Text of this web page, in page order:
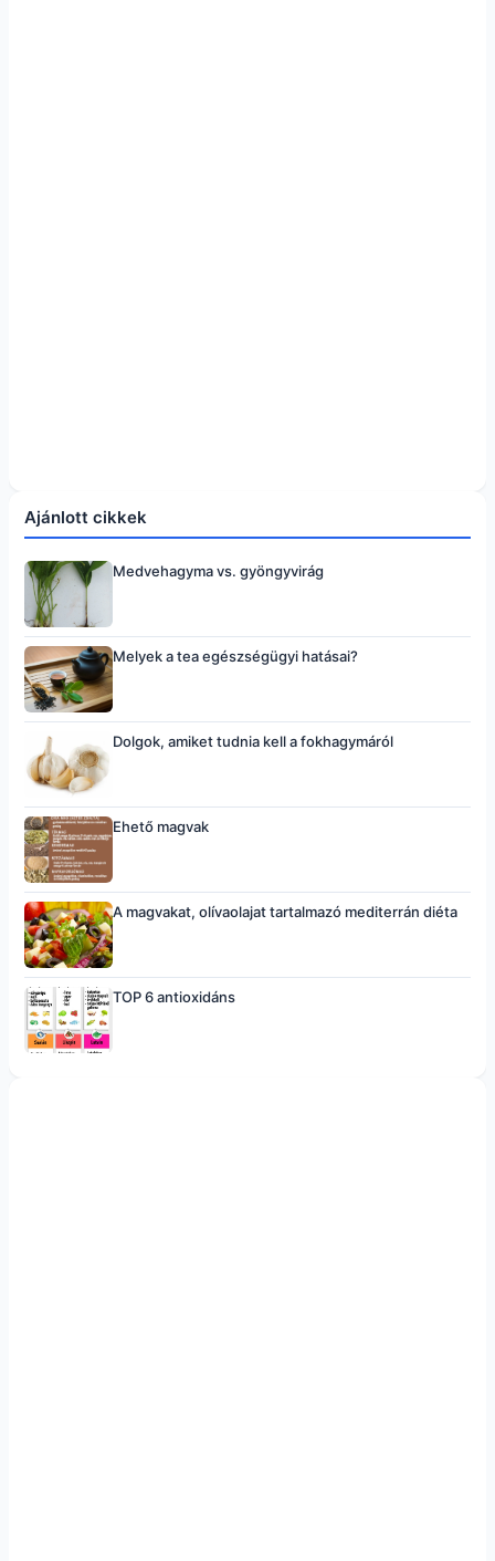
Ajánlott cikkek
Medvehagyma vs. gyöngyvirág
Melyek a tea egészségügyi hatásai?
Dolgok, amiket tudnia kell a fokhagymáról
Ehető magvak
A magvakat, olívaolajat tartalmazó mediterrán diéta
TOP 6 antioxidáns